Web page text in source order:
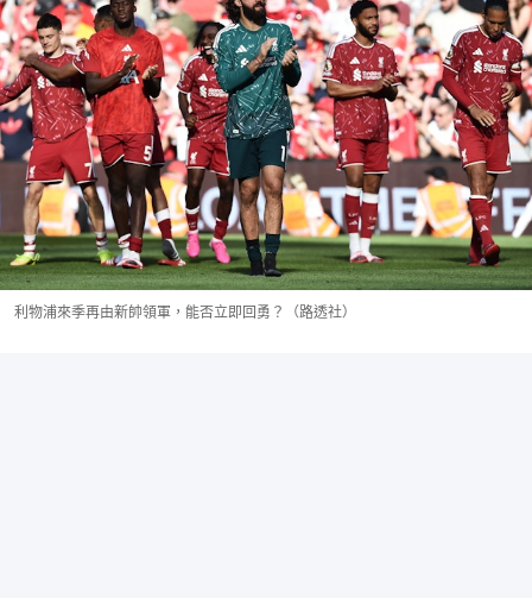
利物浦來季再由新帥領軍，能否立即回勇？（路透社）